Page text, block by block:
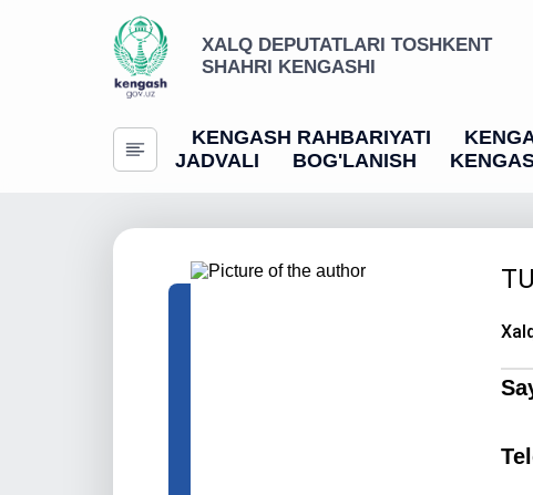
XALQ DEPUTATLARI TOSHKENT
SHAHRI KENGASHI
KENGASH RAHBARIYATI
JADVALI
BOG'LANISH